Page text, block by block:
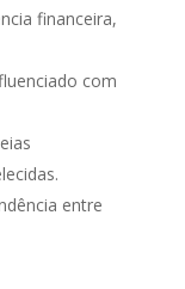
financeira,
com
entre